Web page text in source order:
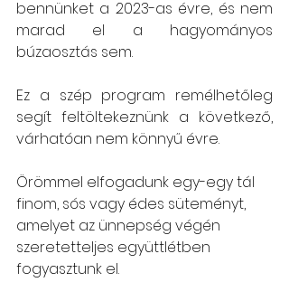
bennünket a 2023-as évre, és nem
marad el a hagyományos
búzaosztás sem.
Ez a szép program remélhetőleg
segít feltöltekeznünk a következő,
várhatóan nem könnyű évre.
Örömmel elfogadunk egy-egy tál
finom, sós vagy édes süteményt,
amelyet az ünnepség végén
szeretetteljes együttlétben
fogyasztunk el.